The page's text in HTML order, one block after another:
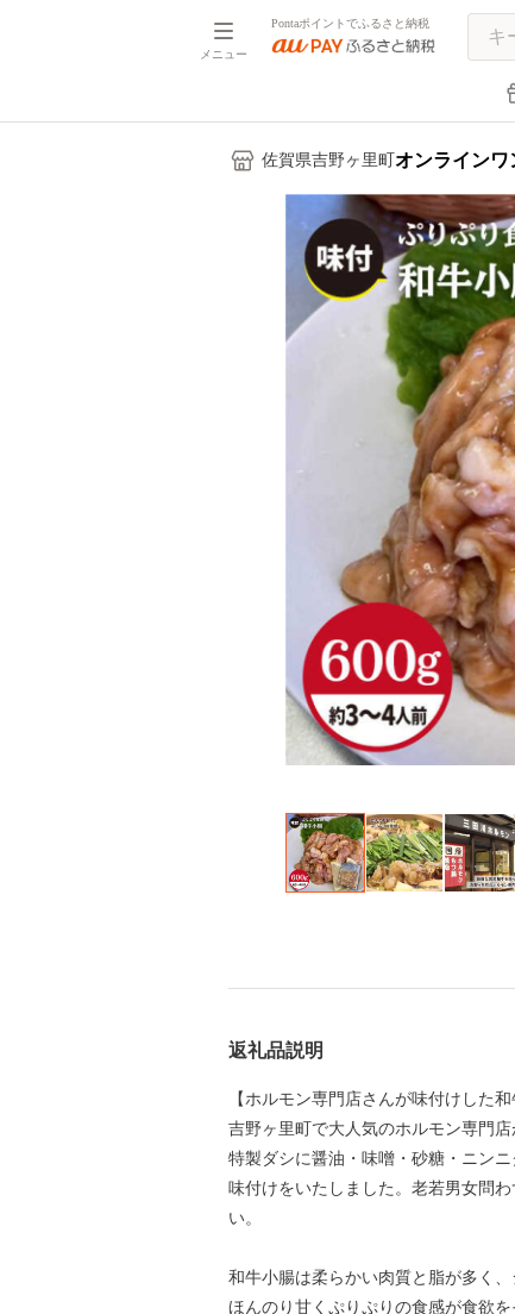
メニュー
Pontaポイントでふるさと納税
佐賀県吉野ヶ里町 オンラインワ
返礼品説明
【ホルモン専門店さんが味付けした和
吉野ヶ里町で大人気のホルモン専門
特製ダシに醤油・味噌・砂糖・ニン
味付けをいたしました。老若男女問
い。
和牛小腸は柔らかい肉質と脂が多く、
ほんのり甘くぷりぷりの食感が食欲を